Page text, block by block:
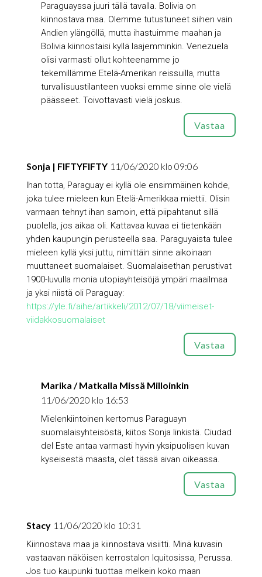
Paraguayssa juuri tällä tavalla. Bolivia on
kiinnostava maa. Olemme tutustuneet siihen vain
Andien ylängöllä, mutta ihastuimme maahan ja
Bolivia kiinnostaisi kyllä laajemminkin. Venezuela
olisi varmasti ollut kohteenamme jo
tekemillämme Etelä-Amerikan reissuilla, mutta
turvallisuustilanteen vuoksi emme sinne ole vielä
päässeet. Toivottavasti vielä joskus.
Vastaa
Sonja | FIFTYFIFTY 11/06/2020 klo 09:06
Ihan totta, Paraguay ei kyllä ole ensimmäinen kohde,
joka tulee mieleen kun Etelä-Amerikkaa miettii. Olisin
varmaan tehnyt ihan samoin, että piipahtanut sillä
puolella, jos aikaa oli. Kattavaa kuvaa ei tietenkään
yhden kaupungin perusteella saa. Paraguyaista tulee
mieleen kyllä yksi juttu, nimittäin sinne aikoinaan
muuttaneet suomalaiset. Suomalaisethan perustivat
1900-luvulla monia utopiayhteisöjä ympäri maailmaa
ja yksi niistä oli Paraguay:
https://yle.fi/aihe/artikkeli/2012/07/18/viimeiset-
viidakkosuomalaiset
Vastaa
Marika / Matkalla Missä Milloinkin
11/06/2020 klo 16:53
Mielenkiintoinen kertomus Paraguayn
suomalaisyhteisöstä, kiitos Sonja linkistä. Ciudad
del Este antaa varmasti hyvin yksipuolisen kuvan
kyseisestä maasta, olet tässä aivan oikeassa.
Vastaa
Stacy 11/06/2020 klo 10:31
Kiinnostava maa ja kiinnostava visiitti. Minä kuvasin
vastaavan näköisen kerrostalon Iquitosissa, Perussa.
Jos tuo kaupunki tuottaa melkein koko maan